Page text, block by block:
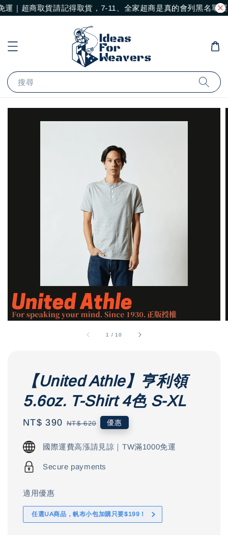
｜超商取貨請記得取貨，7-11、全家超商是真的會列黑名單喔
搜尋
1 / 10
【United Athle】亨利領
5.6oz. T-Shirt 4色 S-XL
Sale
NT$ 390 Regular
NT$ 620 優惠
國際運費高漲請見諒｜TW滿1000免運
Secure payments
適用優惠
任選UA商品，帆布小包加購只要$199！